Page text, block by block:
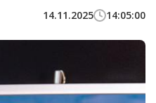
14.11.2025 14:05:00